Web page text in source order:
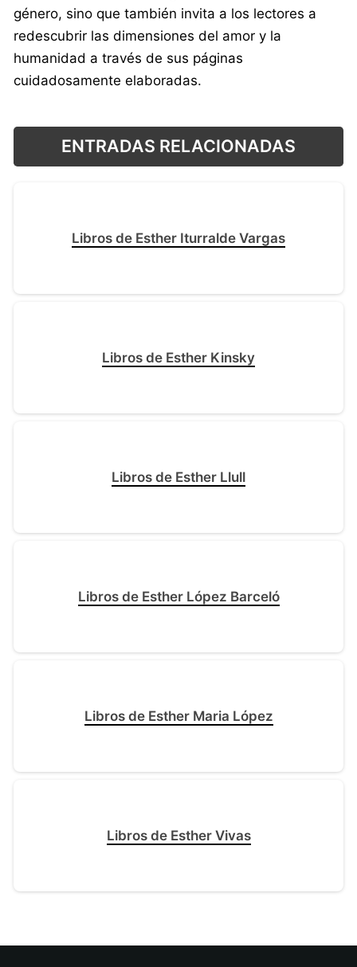
género, sino que también invita a los lectores a
redescubrir las dimensiones del amor y la
humanidad a través de sus páginas
cuidadosamente elaboradas.
ENTRADAS RELACIONADAS
Libros de Esther Iturralde Vargas
Libros de Esther Kinsky
Libros de Esther Llull
Libros de Esther López Barceló
Libros de Esther Maria López
Libros de Esther Vivas